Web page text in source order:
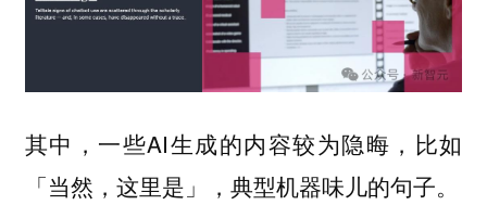
其中，一些AI生成的内容较为隐晦，比如
「当然，这里是」，典型机器味儿的句子。